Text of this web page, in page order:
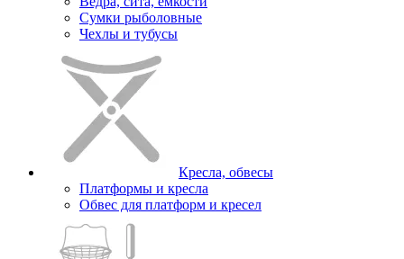
Сумки рыболовные
Чехлы и тубусы
Кресла, обвесы
Платформы и кресла
Обвес для платформ и кресел